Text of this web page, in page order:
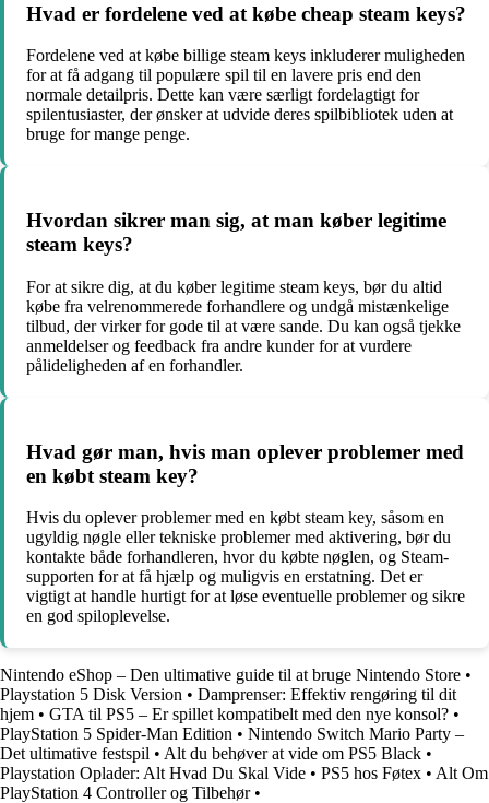
Hvad er fordelene ved at købe cheap steam keys?
Fordelene ved at købe billige steam keys inkluderer muligheden
for at få adgang til populære spil til en lavere pris end den
normale detailpris. Dette kan være særligt fordelagtigt for
spilentusiaster, der ønsker at udvide deres spilbibliotek uden at
bruge for mange penge.
Hvordan sikrer man sig, at man køber legitime
steam keys?
For at sikre dig, at du køber legitime steam keys, bør du altid
købe fra velrenommerede forhandlere og undgå mistænkelige
tilbud, der virker for gode til at være sande. Du kan også tjekke
anmeldelser og feedback fra andre kunder for at vurdere
pålideligheden af en forhandler.
Hvad gør man, hvis man oplever problemer med
en købt steam key?
Hvis du oplever problemer med en købt steam key, såsom en
ugyldig nøgle eller tekniske problemer med aktivering, bør du
kontakte både forhandleren, hvor du købte nøglen, og Steam-
supporten for at få hjælp og muligvis en erstatning. Det er
vigtigt at handle hurtigt for at løse eventuelle problemer og sikre
en god spiloplevelse.
Nintendo eShop – Den ultimative guide til at bruge Nintendo Store •
Playstation 5 Disk Version • Damprenser: Effektiv rengøring til dit
hjem • GTA til PS5 – Er spillet kompatibelt med den nye konsol? •
PlayStation 5 Spider-Man Edition • Nintendo Switch Mario Party –
Det ultimative festspil • Alt du behøver at vide om PS5 Black •
Playstation Oplader: Alt Hvad Du Skal Vide • PS5 hos Føtex • Alt Om
PlayStation 4 Controller og Tilbehør•